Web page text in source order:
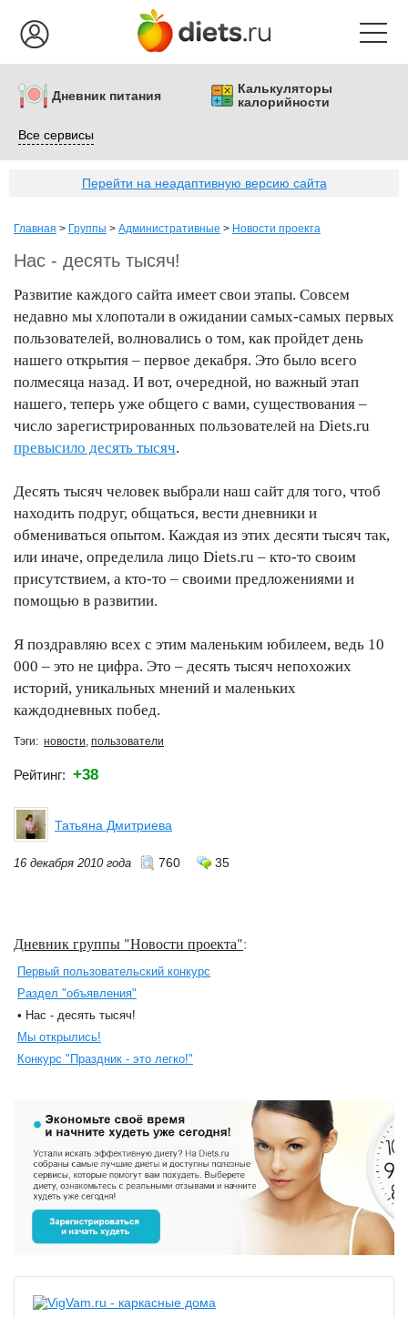
Дневник питания
Калькуляторы
калорийности
Все сервисы
Перейти на неадаптивную версию сайта
Главная > Группы > Административные > Новости проекта
Нас - десять тысяч!
Развитие каждого сайта имеет свои этапы. Совсем
недавно мы хлопотали в ожидании самых-самых первых
пользователей, волновались о том, как пройдет день
нашего открытия – первое декабря. Это было всего
полмесяца назад. И вот, очередной, но важный этап
нашего, теперь уже общего с вами, существования –
число зарегистрированных пользователей на Diets.ru
превысило десять тысяч.
Десять тысяч человек выбрали наш сайт для того, чтоб
находить подруг, общаться, вести дневники и
обмениваться опытом. Каждая из этих десяти тысяч так,
или иначе, определила лицо Diets.ru – кто-то своим
присутствием, а кто-то – своими предложениями и
помощью в развитии.
Я поздравляю всех с этим маленьким юбилеем, ведь 10
000 – это не цифра. Это – десять тысяч непохожих
историй, уникальных мнений и маленьких
каждодневных побед.
Тэги: новости, пользователи
Рейтинг: +38
Татьяна Дмитриева
16 декабря 2010 года 760 35
Дневник группы "Новости проекта":
Первый пользовательский конкурс
Раздел "объявления"
• Нас - десять тысяч!
Мы открылись!
Конкурс "Праздник - это легко!"